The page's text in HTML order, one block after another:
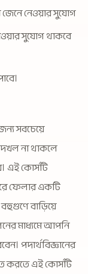
জেনে নেওয়ার সুযোগ
সুযোগ থাকবে
সবচেয়ে
না থাকলে
এই কোর্সটি
ফেলার একটি
বাড়িয়ে
মাধ্যমে আপনি
পদার্থবিজ্ঞানের
করতে এই কোর্সটি